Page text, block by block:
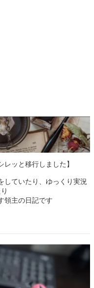
レッと移行しました】
していたり、ゆっくり実況
領主の日記です